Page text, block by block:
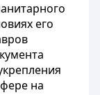
его
на